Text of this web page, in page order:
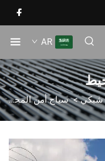
AR
>سياج أمن المحيط